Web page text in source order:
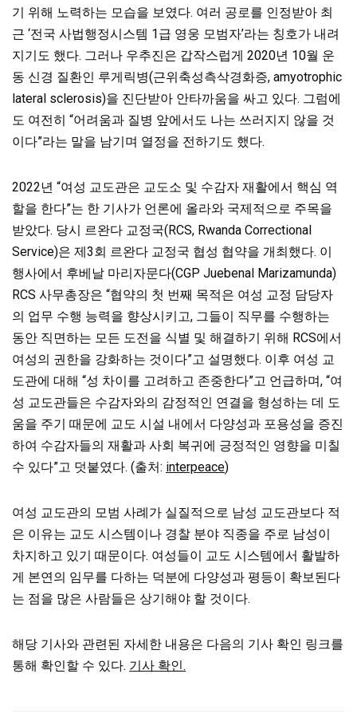
기 위해 노력하는 모습을 보였다. 여러 공로를 인정받아 최
근 ‘전국 사법행정시스템 1급 영웅 모범자’라는 칭호가 내려
지기도 했다. 그러나 우추진은 갑작스럽게 2020년 10월 운
동 신경 질환인 루게릭병(근위축성측삭경화증, amyotrophic
lateral sclerosis)을 진단받아 안타까움을 싸고 있다. 그럼에
도 여전히 “어려움과 질병 앞에서도 나는 쓰러지지 않을 것
이다”라는 말을 남기며 열정을 전하기도 했다.
2022년 “여성 교도관은 교도소 및 수감자 재활에서 핵심 역
할을 한다”는 한 기사가 언론에 올라와 국제적으로 주목을
받았다. 당시 르완다 교정국(RCS, Rwanda Correctional
Service)은 제3회 르완다 교정국 협성 협약을 개최했다. 이
행사에서 후베날 마리자문다(CGP Juebenal Marizamunda)
RCS 사무총장은 “협약의 첫 번째 목적은 여성 교정 담당자
의 업무 수행 능력을 향상시키고, 그들이 직무를 수행하는
동안 직면하는 모든 도전을 식별 및 해결하기 위해 RCS에서
여성의 권한을 강화하는 것이다”고 설명했다. 이후 여성 교
도관에 대해 “성 차이를 고려하고 존중한다”고 언급하며, “여
성 교도관들은 수감자와의 감정적인 연결을 형성하는 데 도
움을 주기 때문에 교도 시설 내에서 다양성과 포용성을 증진
하여 수감자들의 재활과 사회 복귀에 긍정적인 영향을 미칠
수 있다”고 덧붙였다. (출처: interpeace)
여성 교도관의 모범 사례가 실질적으로 남성 교도관보다 적
은 이유는 교도 시스템이나 경찰 분야 직종을 주로 남성이
차지하고 있기 때문이다. 여성들이 교도 시스템에서 활발하
게 본연의 임무를 다하는 덕분에 다양성과 평등이 확보된다
는 점을 많은 사람들은 상기해야 할 것이다.
해당 기사와 관련된 자세한 내용은 다음의 기사 확인 링크를
통해 확인할 수 있다. 기사 확인.